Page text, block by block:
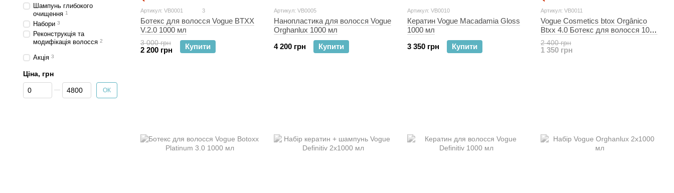
Артикул: VB0001 3
Ботекс для волосся Vogue BTXX
V.2.0 1000 мл
3 000 грн
2 200 грн Купити
Артикул: VB0005
Нанопластика для волосся Vogue
Orghanlux 1000 мл
4 200 грн
Купити
Артикул: VB0010
Кератин Vogue Macadamia Gloss
1000 мл
3 350 грн
Купити
Артикул: VB0011
Vogue Cosmetics btox Orgânico
Btxx 4.0 Ботекс для волосся 1000
мл
2 400 грн
1 350 грн
Шампунь глибокого
очищення 1
Набори 3
Реконструкція та
модифікація волосся 2
Акція 3
Ціна, грн
Від Ціна, грн
До Ціна, грн ОК